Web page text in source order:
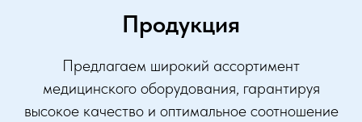
Продукция
Предлагаем широкий ассортимент
медицинского оборудования, гарантируя
высокое качество и оптимальное соотношение